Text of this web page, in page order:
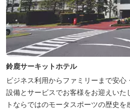
鈴鹿サーキットホテル
ビジネス利用からファミリーまで安
設備とサービスでお客様をお迎えいた
トならではのモータスポーツの歴史